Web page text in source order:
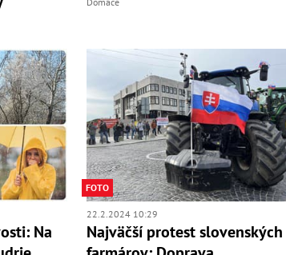
Na
FOTO
22.2.2024 10:29
Najväčší protest slovenských